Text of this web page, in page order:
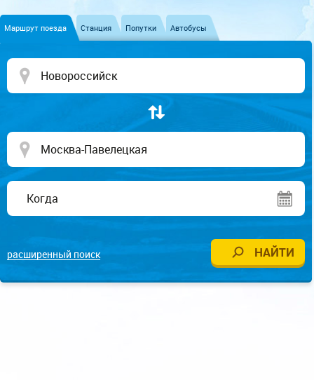
Маршрут поезда Станция Попутки Автобусы
расширенный поиск